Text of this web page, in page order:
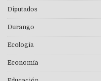
Diputados
Durango
Ecología
Economía